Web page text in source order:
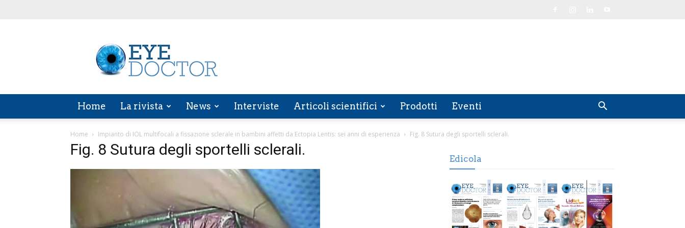
EYE
DOCTOR
Home La rivista News Interviste Articoli scientifici Prodotti Eventi
Home Impianto di IOL multifocali a fissazione sclerale in bambini affetti da Ectopia Lentis: sei anni di esperienza Fig. 8 Sutura degli sportelli sclerali.
Fig. 8 Sutura degli sportelli sclerali.
Edicola